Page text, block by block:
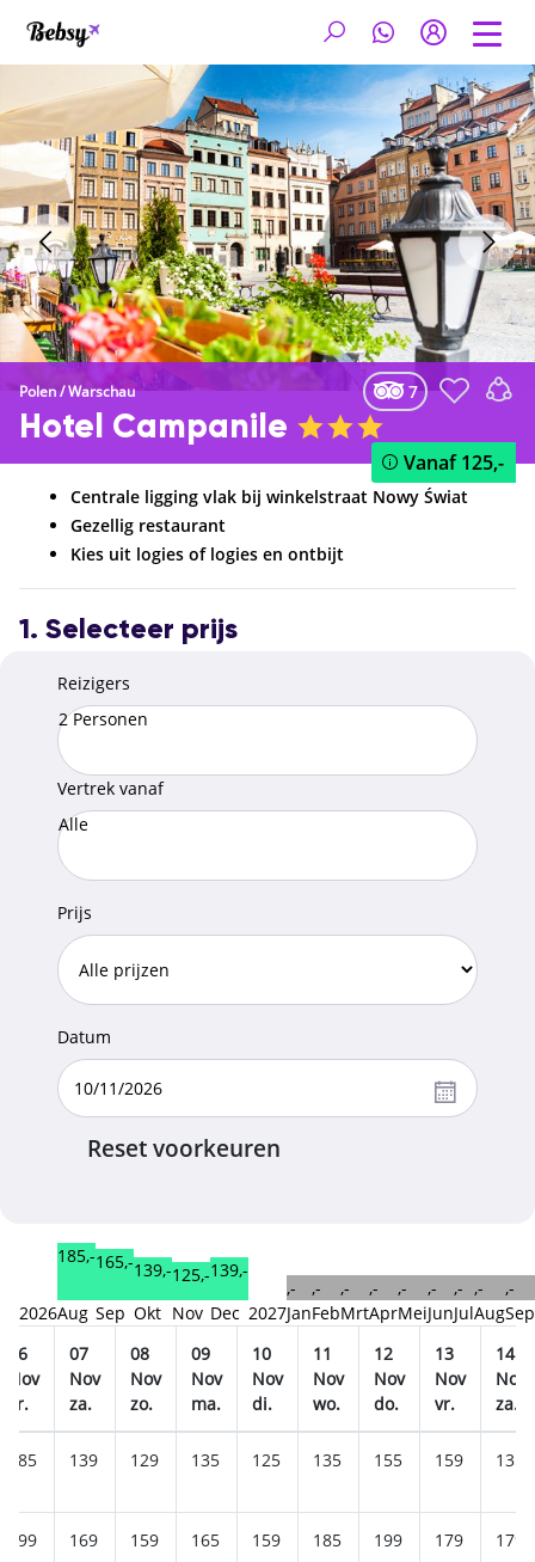
Polen/Warschau 7
Hotel Campanile
Vanaf125,-
Centrale ligging vlak bij winkelstraat Nowy Świat
Gezellig restaurant
Kies uit logies of logies en ontbijt
1. Selecteer prijs
Reizigers
2 Personen
Vertrek vanaf
Alle
Prijs
Datum
Reset voorkeuren
2026
185,-
Aug
165,-
Sep
139,-
Okt
125,-
Nov
139,-
Dec 2027
,-
Jan
,-
Feb
,-
Mrt
,-
Apr
,-
Mei
,-
Jun
,-
Jul
,-
Aug
,-
Sep
06
Nov
vr.
07
Nov
za.
08
Nov
zo.
09
Nov
ma.
10
Nov
di.
11
Nov
wo.
12
Nov
do.
13
Nov
vr.
14
Nov
za.
185 139 129 135 125 135 155 159 135
199 169 159 165 159 185 199 179 179